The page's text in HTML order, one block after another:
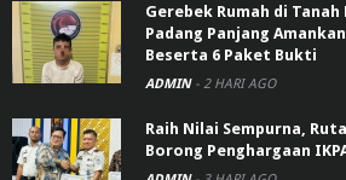
Gerebek Rumah di
Padang Panjang
Beserta 6 Paket Bukti
ADMIN - 2 HARI AGO
Raih Nilai Sempurna,
Borong Penghargaan